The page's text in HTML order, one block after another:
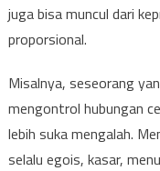
juga bisa muncul dari
proporsional.
Misalnya, seseorang
mengontrol hubungan
lebih suka mengalah.
selalu egois, kasar,